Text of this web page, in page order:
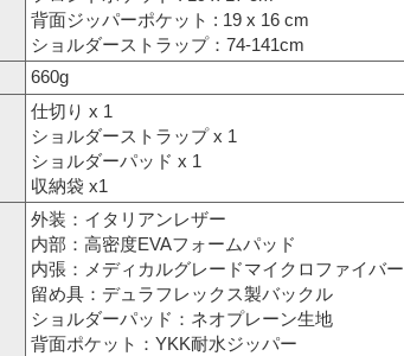
背面ジッパーポケット : 19 x 16 cm
ショルダーストラップ：74-141cm
660g
仕切り x 1
ショルダーストラップ x 1
ショルダーパッド x 1
収納袋 x1
外装：イタリアンレザー
内部：高密度EVAフォームパッド
内張：メディカルグレードマイクロファイバー
留め具：デュラフレックス製バックル
ショルダーパッド：ネオプレーン生地
背面ポケット：YKK耐水ジッパー